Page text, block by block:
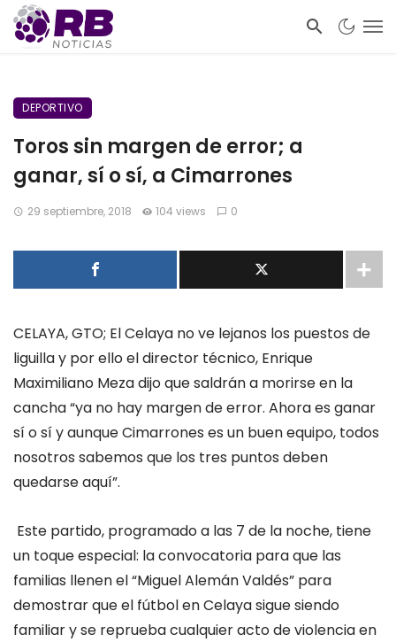
DEPORTIVO
Toros sin margen de error; a
ganar, sí o sí, a Cimarrones
29 septiembre, 2018 104 views 0
CELAYA, GTO; El Celaya no ve lejanos los puestos de
liguillay por ello el director técnico, Enrique
Maximiliano Meza dijo que saldrán a morirse en la
cancha “ya no hay margen de error. Ahora es ganar
sí o síy aunque Cimarrones es un buen equipo, todos
nosotros sabemos que los tres puntos deben
quedarse aquí”.
Este partido, programado a las 7 de la noche, tiene
un toque especial: la convocatoria para que las
familias llenen el “Miguel Alemán Valdés” para
demostrar que el fútbol en Celaya sigue siendo
familiar y se reprueba cualquier acto de violencia en